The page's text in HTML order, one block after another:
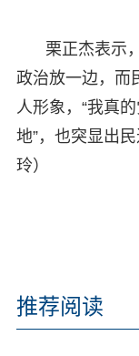
栗正杰表示
政治放一边，而
人形象，“我真
地”，也突显出
玲）
推荐阅读